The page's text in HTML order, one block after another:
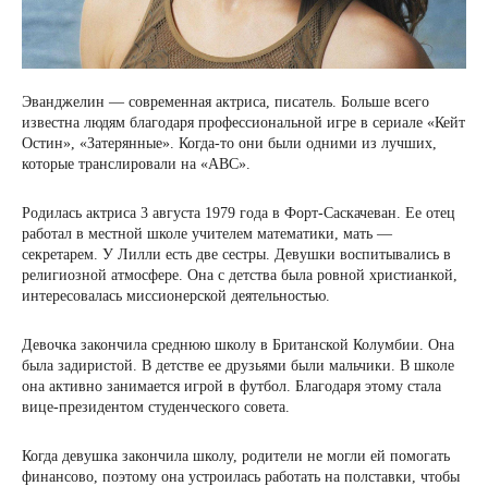
Эванджелин — современная актриса, писатель. Больше всего
известна людям благодаря профессиональной игре в сериале «Кейт
Остин», «Затерянные». Когда-то они были одними из лучших,
которые транслировали на «АВС».
Родилась актриса 3 августа 1979 года в Форт-Саскачеван. Ее отец
работал в местной школе учителем математики, мать —
секретарем. У Лилли есть две сестры. Девушки воспитывались в
религиозной атмосфере. Она с детства была ровной христианкой,
интересовалась миссионерской деятельностью.
Девочка закончила среднюю школу в Британской Колумбии. Она
была задиристой. В детстве ее друзьями были мальчики. В школе
она активно занимается игрой в футбол. Благодаря этому стала
вице-президентом студенческого совета.
Когда девушка закончила школу, родители не могли ей помогать
финансово, поэтому она устроилась работать на полставки, чтобы